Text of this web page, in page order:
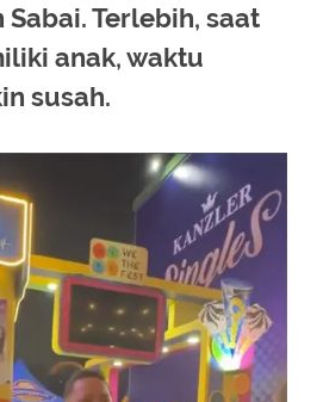
Terlebih, saat
anak, waktu
susah.